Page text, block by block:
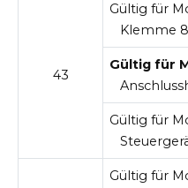
43
Gültig für
Klemme
Gültig für
Gültig für
Gültig für